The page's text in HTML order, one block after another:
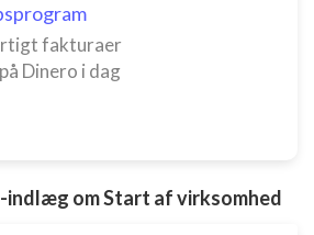
fakturaer
Dinero i dag
om Start af virksomhed